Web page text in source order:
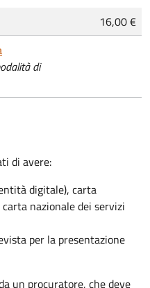
16,00 €
di
di avere:
digitale), carta
nazionale dei servizi
per la presentazione
un procuratore, che deve